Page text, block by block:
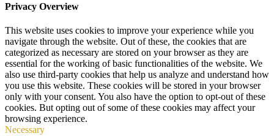
Privacy Overview
This website uses cookies to improve your experience while you
navigate through the website. Out of these, the cookies that are
categorized as necessary are stored on your browser as they are
essential for the working of basic functionalities of the website. We
also use third-party cookies that help us analyze and understand how
you use this website. These cookies will be stored in your browser
only with your consent. You also have the option to opt-out of these
cookies. But opting out of some of these cookies may affect your
browsing experience.
Necessary